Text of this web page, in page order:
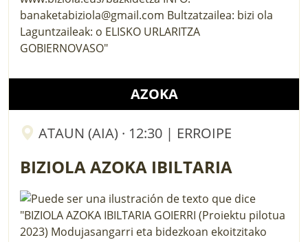
AZOKA
ATAUN (AIA) · 12:30 | ERROIPE
BIZIOLA AZOKA IBILTARIA